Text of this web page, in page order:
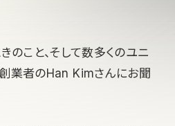
こと、そして数多くのユニ
業者のHan Kimさんにお聞